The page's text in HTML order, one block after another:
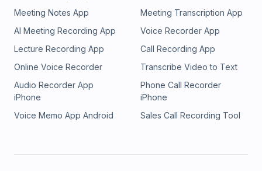
Meeting Notes App
Meeting Transcription App
AI Meeting Recording App
Voice Recorder App
Lecture Recording App
Call Recording App
Online Voice Recorder
Transcribe Video to Text
Audio Recorder App
iPhone
Phone Call Recorder
iPhone
Voice Memo App Android
Sales Call Recording Tool